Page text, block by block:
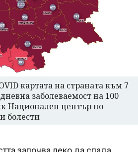
картата на страната към 7
заболеваемост на 100
Национален център по
болести